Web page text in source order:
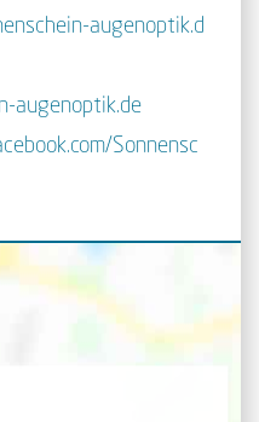
augenoptik.d
augenoptik.de
Sonnensc